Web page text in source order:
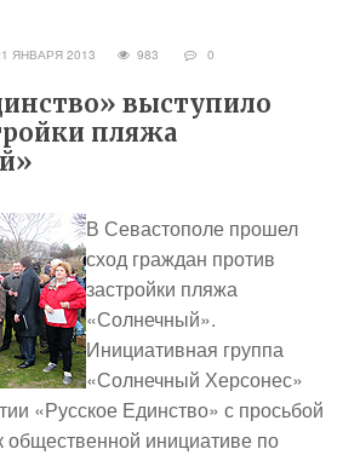
ЯНВАРЯ 2013 983 0
выступило
пляжа
В Севастополе прошел
сход граждан против
застройки пляжа
«Солнечный».
Инициативная группа
«Солнечный Херсонес»
«Русское Единство» с просьбой
общественной инициативе по